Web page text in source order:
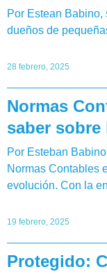
Por Estean
dueños de
28 febrero, 2025
Normas
saber sobre
Por Esteban
Normas Contables
evolución. Con la
19 febrero, 2025
Protegido: